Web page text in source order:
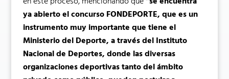
ya abierto el concurso FONDEPORTE, que es un
instrumento muy importante que tiene el
Ministerio del Deporte, a través del Instituto
Nacional de Deportes, donde las diversas
organizaciones deportivas tanto del ámbito